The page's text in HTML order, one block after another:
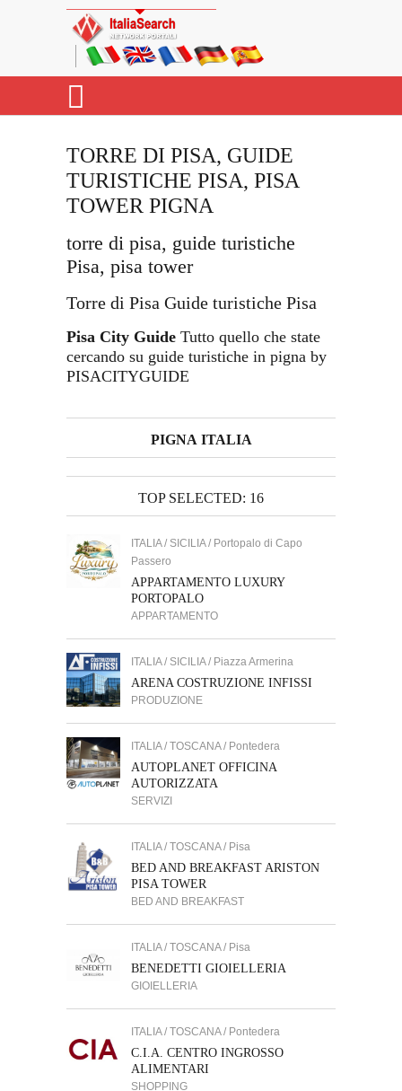
TORRE DI PISA, GUIDE
TURISTICHE PISA, PISA
TOWER PIGNA
torre di pisa, guide turistiche
Pisa, pisa tower
Torre di Pisa Guide turistiche Pisa
Pisa City Guide Tutto quello che state
cercando su guide turistiche in pigna by
PISACITYGUIDE
PIGNA ITALIA
TOP SELECTED: 16
ITALIA / SICILIA / Portopalo di Capo
Passero
APPARTAMENTO LUXURY
PORTOPALO
APPARTAMENTO
ITALIA / SICILIA / Piazza Armerina
ARENA COSTRUZIONE INFISSI
PRODUZIONE
ITALIA / TOSCANA / Pontedera
AUTOPLANET OFFICINA
AUTORIZZATA
SERVIZI
ITALIA / TOSCANA / Pisa
BED AND BREAKFAST ARISTON
PISA TOWER
BED AND BREAKFAST
ITALIA / TOSCANA / Pisa
BENEDETTI GIOIELLERIA
GIOIELLERIA
ITALIA / TOSCANA / Pontedera
C.I.A. CENTRO INGROSSO
ALIMENTARI
SHOPPING